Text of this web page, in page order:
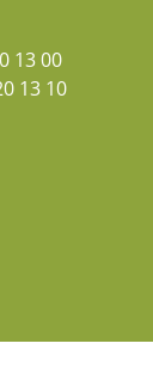
13 00
13 10